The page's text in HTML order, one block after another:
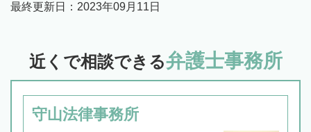
最終更新日： 2023年09月11日
近くで相談できる弁護士事務所
守山法律事務所